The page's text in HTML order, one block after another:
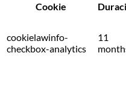
Cookie
cookielawinfo-
checkbox-analytics
11